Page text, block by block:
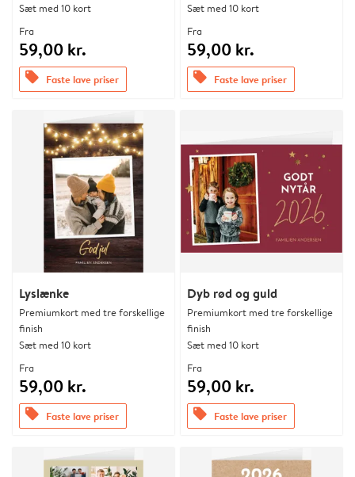
Sæt med 10 kort
Fra
59,00 kr.
offers Faste lave priser
Sæt med 10 kort
Fra
59,00 kr.
offers Faste lave priser
Lyslænke
Premiumkort med tre forskellige
finish
Sæt med 10 kort
Fra
59,00 kr.
offers Faste lave priser
Dyb rød og guld
Premiumkort med tre forskellige
finish
Sæt med 10 kort
Fra
59,00 kr.
offers Faste lave priser